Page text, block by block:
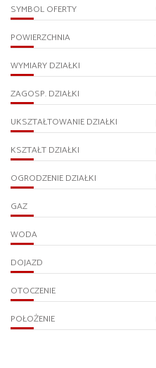
SYMBOL OFERTY
POWIERZCHNIA
WYMIARY DZIAŁKI
ZAGOSP. DZIAŁKI
UKSZTAŁTOWANIE DZIAŁKI
KSZTAŁT DZIAŁKI
OGRODZENIE DZIAŁKI
GAZ
WODA
DOJAZD
OTOCZENIE
POŁOŻENIE